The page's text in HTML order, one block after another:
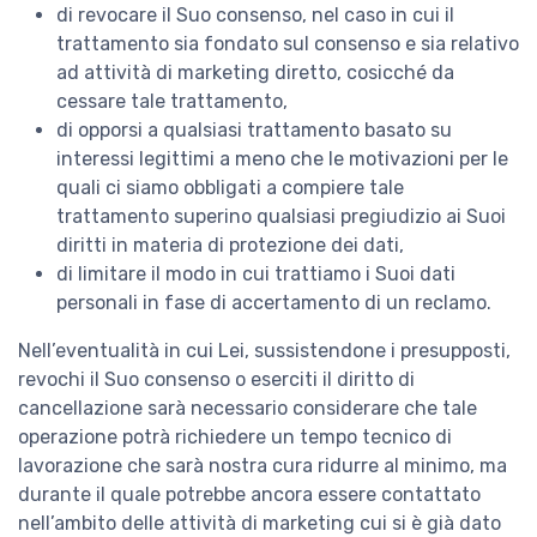
di revocare il Suo consenso, nel caso in cui il
trattamento sia fondato sul consenso e sia relativo
ad attività di marketing diretto, cosicché da
cessare tale trattamento,
di opporsi a qualsiasi trattamento basato su
interessi legittimi a meno che le motivazioni per le
quali ci siamo obbligati a compiere tale
trattamento superino qualsiasi pregiudizio ai Suoi
diritti in materia di protezione dei dati,
di limitare il modo in cui trattiamo i Suoi dati
personali in fase di accertamento di un reclamo.
Nell’eventualità in cui Lei, sussistendone i presupposti,
revochi il Suo consenso o eserciti il diritto di
cancellazione sarà necessario considerare che tale
operazione potrà richiedere un tempo tecnico di
lavorazione che sarà nostra cura ridurre al minimo, ma
durante il quale potrebbe ancora essere contattato
nell’ambito delle attività di marketing cui si è già dato